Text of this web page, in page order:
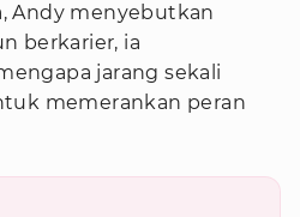
Andy menyebutkan
berkarier, ia
jarang sekali
memerankan peran